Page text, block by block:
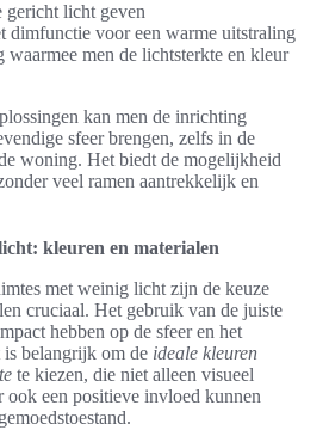
gericht licht geven
dimfunctie voor een warme uitstraling
waarmee men de lichtsterkte en kleur
kan men de inrichting
sfeer brengen, zelfs in de
woning. Het biedt de mogelijkheid
veel ramen aantrekkelijk en
kleuren en materialen
met weinig licht zijn de keuze
cruciaal. Het gebruik van de juiste
hebben op de sfeer en het
belangrijk om de ideale kleuren
te kiezen, die niet alleen visueel
een positieve invloed kunnen